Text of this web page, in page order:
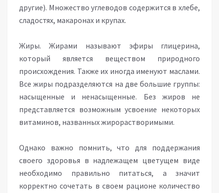
другие). Множество углеводов содержится в хлебе,
сладостях, макаронах и крупах.
Жиры. Жирами называют эфиры глицерина,
который является веществом природного
происхождения. Также их иногда именуют маслами.
Все жиры подразделяются на две большие группы:
насыщенные и ненасыщенные. Без жиров не
представляется возможным усвоение некоторых
витаминов, названных жирорастворимыми.
Однако важно помнить, что для поддержания
своего здоровья в надлежащем цветущем виде
необходимо правильно питаться, а значит
корректно сочетать в своем рационе количество